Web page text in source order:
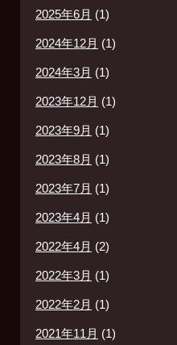
2025年6月 (1)
2024年12月 (1)
2024年3月 (1)
2023年12月 (1)
2023年9月 (1)
2023年8月 (1)
2023年7月 (1)
2023年4月 (1)
2022年4月 (2)
2022年3月 (1)
2022年2月 (1)
2021年11月 (1)